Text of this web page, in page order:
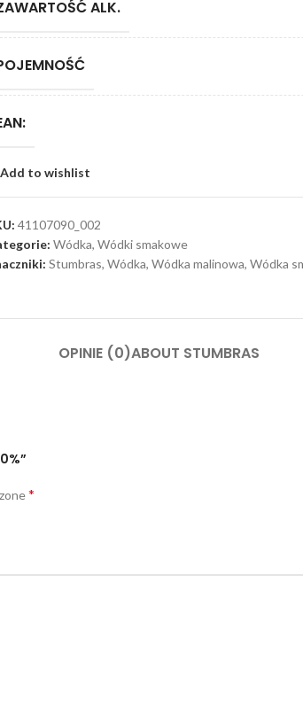
ALK.
Add to wishlist
41107090_002
Wódka, Wódki smakowe
Stumbras, Wódka, Wódka malinowa, Wódka
OPINIE (0)ABOUT STUMBRAS
*